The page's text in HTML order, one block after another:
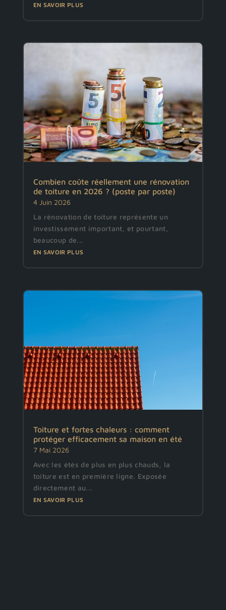
EN SAVOIR PLUS
Combien coûte réellement une rénovation
de toiture en 2026 ? (poste par poste)
4 Juin 2026
La rénovation de toiture représente un
investissement important, et pourtant,
beaucoup de...
EN SAVOIR PLUS
Toiture et fortes chaleurs : comment
protéger efficacement sa maison en été
7 Mai 2026
Avec les étés de plus en plus chauds, la
toiture est en première ligne. Exposée
directement au...
EN SAVOIR PLUS